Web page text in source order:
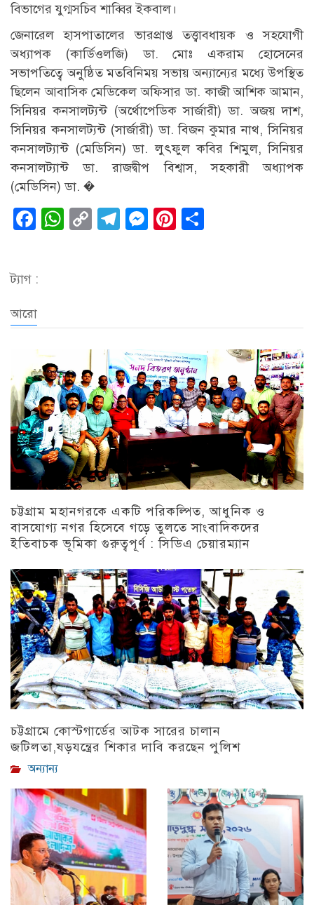
বিভাগের যুগ্মসচিব শাব্বির ইকবাল।
জেনারেল হাসপাতালের ভারপ্রাপ্ত তত্ত্বাবধায়ক ও সহযোগী
অধ্যাপক (কার্ডিওলজি) ডা. মোঃ একরাম হোসেনের
সভাপতিত্বে অনুষ্ঠিত মতবিনিময় সভায় অন্যান্যের মধ্যে উপস্থিত
ছিলেন আবাসিক মেডিকেল অফিসার ডা. কাজী আশিক আমান,
সিনিয়র কনসালট্যন্ট (অর্থোপেডিক সার্জারী) ডা. অজয় দাশ,
সিনিয়র কনসালট্যন্ট (সার্জারী) ডা. বিজন কুমার নাথ, সিনিয়র
কনসালট্যান্ট (মেডিসিন) ডা. লুৎফুল কবির শিমুল, সিনিয়র
কনসালট্যান্ট ডা. রাজদ্বীপ বিশ্বাস, সহকারী অধ্যাপক
(মেডিসিন) ডা. �
Facebook
WhatsApp
CopyTelegram
Messenger
Pinterest
ট্যাগ :
আরো
চট্টগ্রাম মহানগরকে একটি পরিকল্পিত, আধুনিক ও
বাসযোগ্য নগর হিসেবে গড়ে তুলতে সাংবাদিকদের
ইতিবাচক ভূমিকা গুরুত্বপূর্ণ : সিডিএ চেয়ারম্যান
চট্টগ্রাম
চট্টগ্রামে কোস্টগার্ডের আটক সারের চালান
জটিলতা,ষড়যন্ত্রের শিকার দাবি করছেন পুলিশ
অন্যান্য